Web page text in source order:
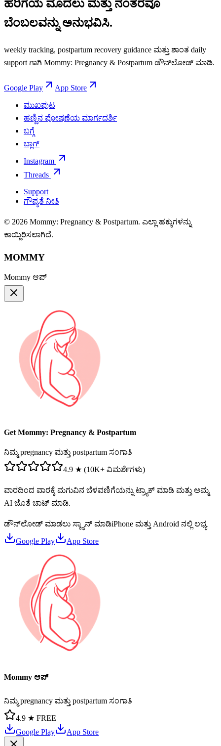
ಹೆರಿಗೆಯ ಮೊದಲು ಮತ್ತು ನಂತರವೂ
ಬೆಂಬಲವನ್ನು ಅನುಭವಿಸಿ.
weekly tracking, postpartum recovery guidance ಮತ್ತು ಶಾಂತ daily
support ಗಾಗಿ Mommy: Pregnancy & Postpartum ಡೌನ್‌ಲೋಡ್ ಮಾಡಿ.
Google Play App Store
ಮುಖಪುಟ
ಹಣ್ಣಿನ ಪೋಷಣೆಯ ಮಾರ್ಗದರ್ಶಿ
ಬಗ್ಗೆ
ಬ್ಲಾಗ್
Instagram
Threads
Support
ಗೌಪ್ಯತೆ ನೀತಿ
© 2026 Mommy: Pregnancy & Postpartum. ಎಲ್ಲಾ ಹಕ್ಕುಗಳನ್ನು
ಕಾಯ್ದಿರಿಸಲಾಗಿದೆ.
MOMMY
Mommy ಆಪ್
Get Mommy: Pregnancy & Postpartum
ನಿಮ್ಮ pregnancy ಮತ್ತು postpartum ಸಂಗಾತಿ
4.9 ★ (10K+ ವಿಮರ್ಶೆಗಳು)
ವಾರದಿಂದ ವಾರಕ್ಕೆ ಮಗುವಿನ ಬೆಳವಣಿಗೆಯನ್ನು ಟ್ರ್ಯಾಕ್ ಮಾಡಿ ಮತ್ತು ಅಮ್ಮ
AI ಜೊತೆ ಚಾಟ್ ಮಾಡಿ.
ಡೌನ್‌ಲೋಡ್ ಮಾಡಲು ಸ್ಕ್ಯಾನ್ ಮಾಡಿiPhone ಮತ್ತು Android ನಲ್ಲಿ ಲಭ್ಯ
Google Play App Store
Mommy ಆಪ್
ನಿಮ್ಮ pregnancy ಮತ್ತು postpartum ಸಂಗಾತಿ
4.9 ★ FREE
Google Play
App Store